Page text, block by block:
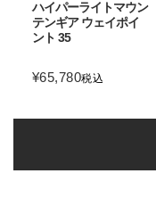
ハイパーライトマウン
テンギア ウェイポイ
ント 35
¥65,780税込